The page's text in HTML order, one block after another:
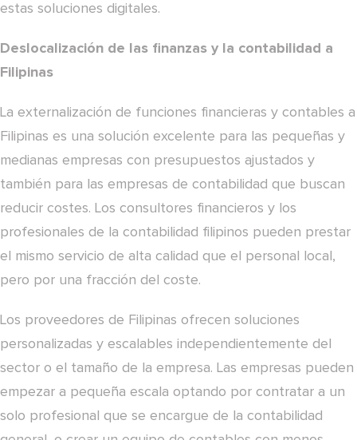
estas soluciones digitales.
Deslocalización de las finanzas y la contabilidad a
Filipinas
La externalización de funciones financieras y contables a
Filipinas es una solución excelente para las pequeñas y
medianas empresas con presupuestos ajustados y
también para las empresas de contabilidad que buscan
reducir costes. Los consultores financieros y los
profesionales de la contabilidad filipinos pueden prestar
el mismo servicio de alta calidad que el personal local,
pero por una fracción del coste.
Los proveedores de Filipinas ofrecen soluciones
personalizadas y escalables independientemente del
sector o el tamaño de la empresa. Las empresas pueden
empezar a pequeña escala optando por contratar a un
solo profesional que se encargue de la contabilidad